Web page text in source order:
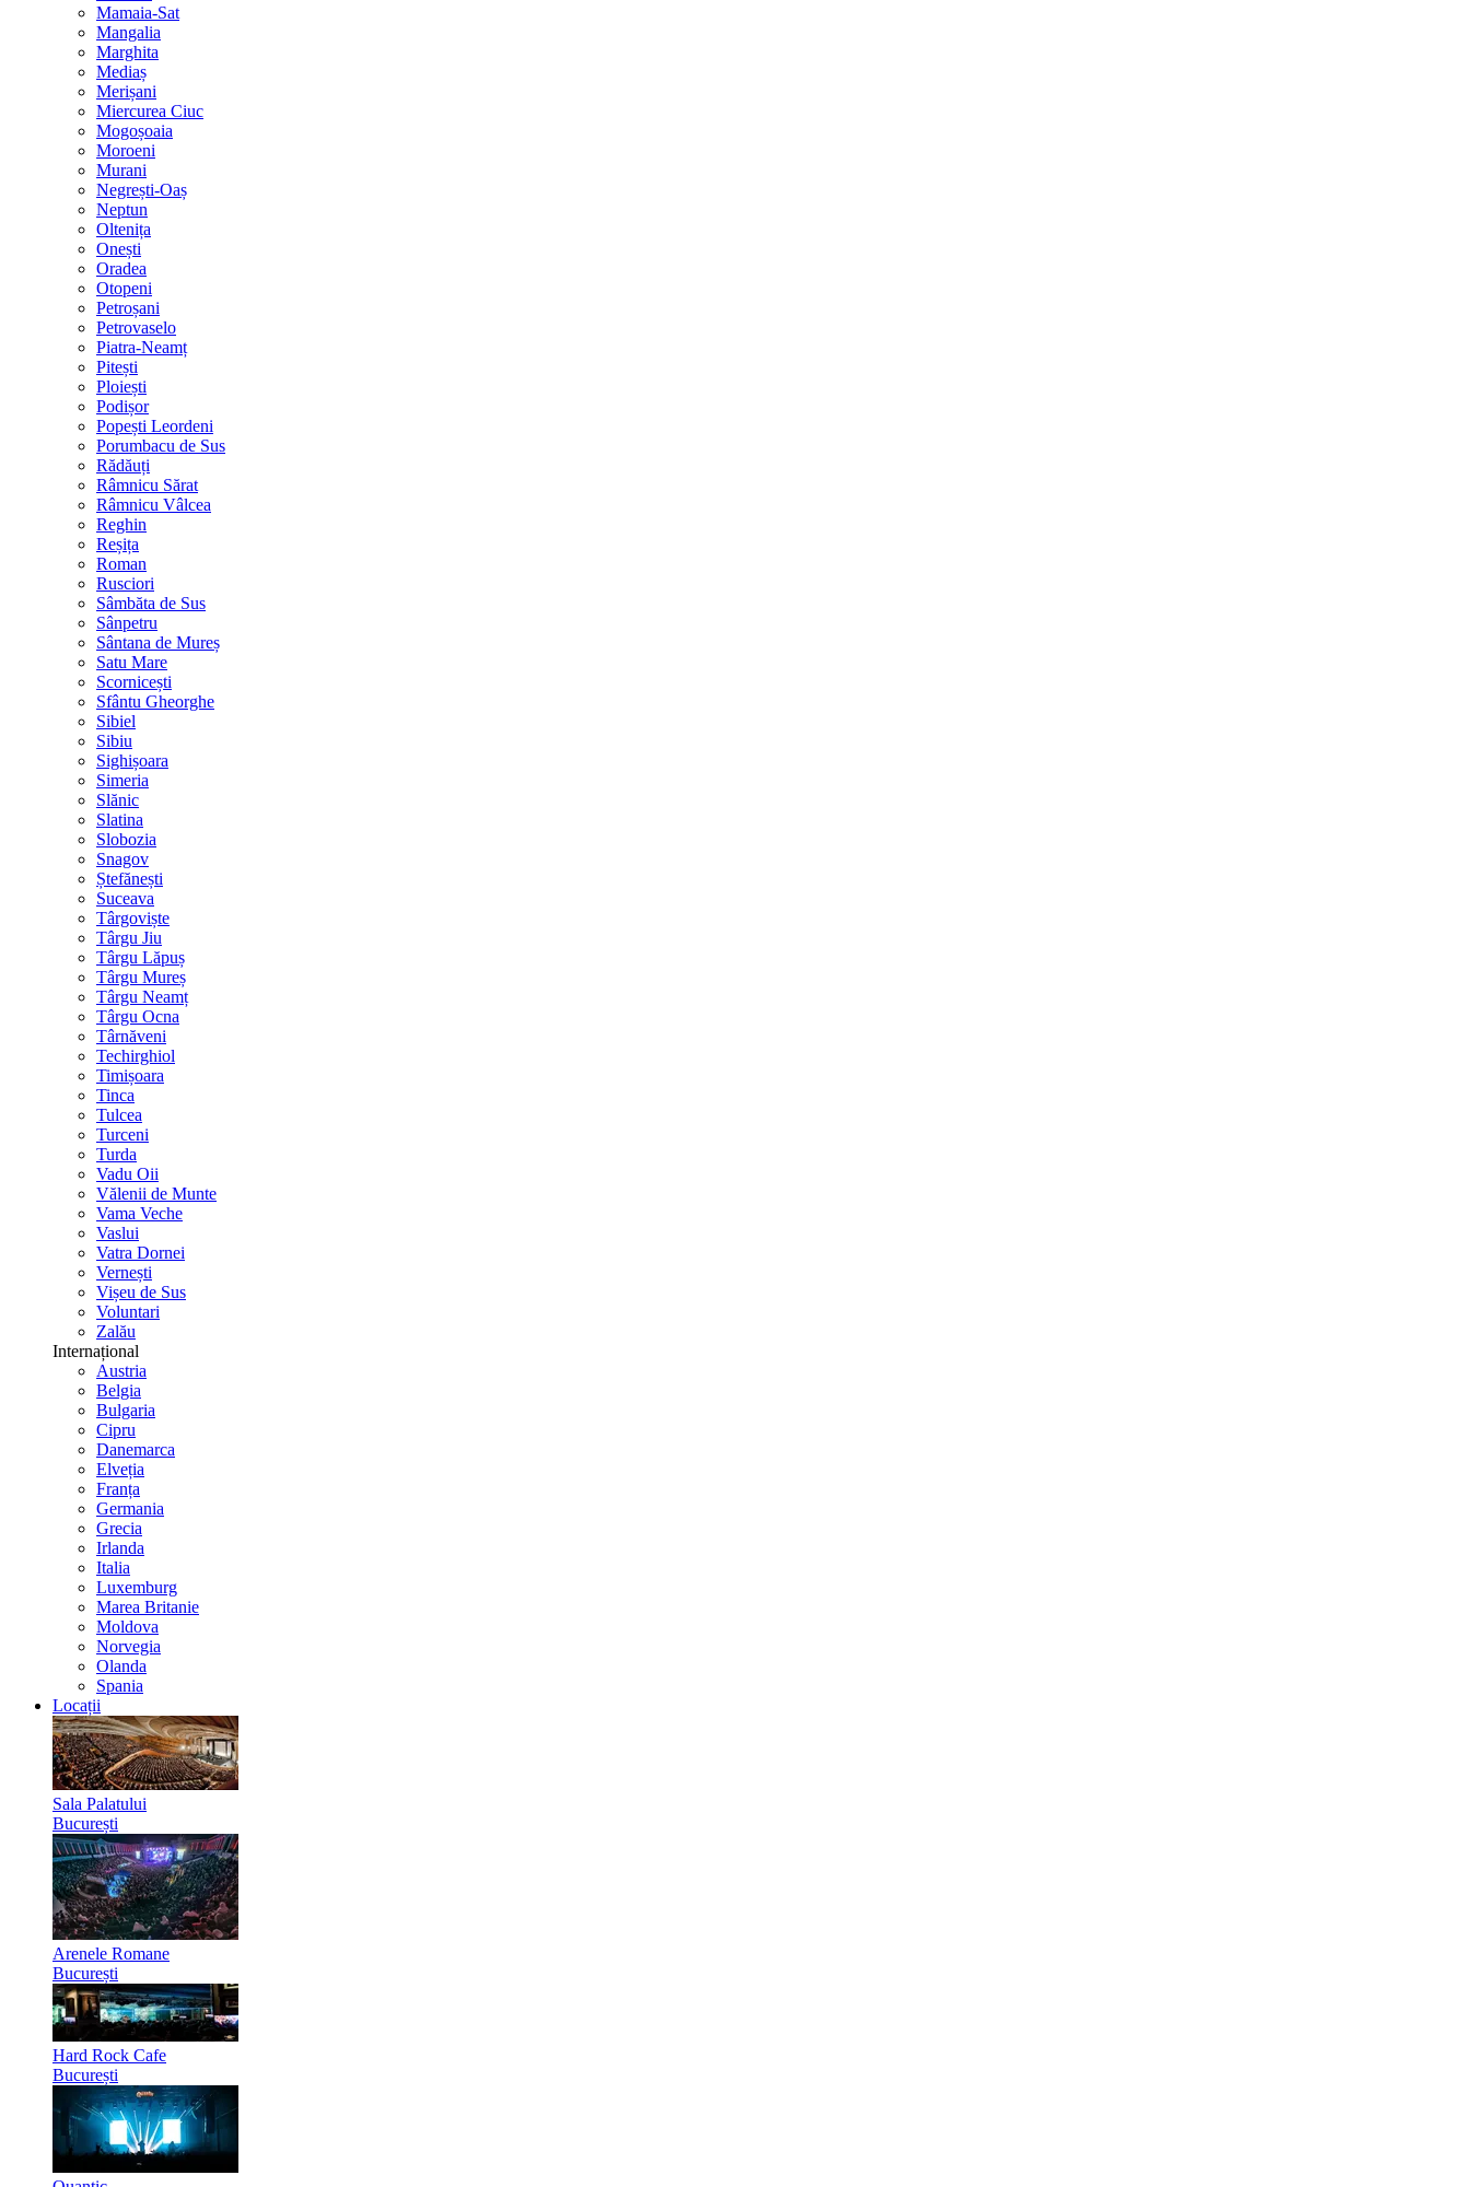
Mamaia-Sat
Mangalia
Marghita
Mediaș
Merișani
Miercurea Ciuc
Mogoșoaia
Moroeni
Murani
Negrești-Oaș
Neptun
Oltenița
Onești
Oradea
Otopeni
Petroșani
Petrovaselo
Piatra-Neamț
Pitești
Ploiești
Podișor
Popești Leordeni
Porumbacu de Sus
Rădăuți
Râmnicu Sărat
Râmnicu Vâlcea
Reghin
Reșița
Roman
Rusciori
Sâmbăta de Sus
Sânpetru
Sântana de Mureș
Satu Mare
Scornicești
Sfântu Gheorghe
Sibiel
Sibiu
Sighișoara
Simeria
Slănic
Slatina
Slobozia
Snagov
Ștefănești
Suceava
Târgoviște
Târgu Jiu
Târgu Lăpuș
Târgu Mureș
Târgu Neamț
Târgu Ocna
Târnăveni
Techirghiol
Timișoara
Tinca
Tulcea
Turceni
Turda
Vadu Oii
Vălenii de Munte
Vama Veche
Vaslui
Vatra Dornei
Vernești
Vișeu de Sus
Voluntari
Zalău
Internațional
Austria
Belgia
Bulgaria
Cipru
Danemarca
Elveția
Franța
Germania
Grecia
Irlanda
Italia
Luxemburg
Marea Britanie
Moldova
Norvegia
Olanda
Spania
Locații
Sala Palatului
București
Arenele Romane
București
Hard Rock Cafe
București